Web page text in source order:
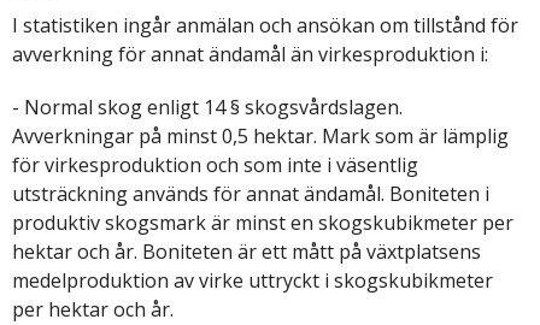
I statistiken ingår anmälan och ansökan om tillstånd för
avverkning för annat ändamål än virkesproduktion i:
- Normal skog enligt 14 § skogsvårdslagen.
Avverkningar på minst 0,5 hektar. Mark som är lämplig
för virkesproduktion och som inte i väsentlig
utsträckning används för annat ändamål. Boniteten i
produktiv skogsmark är minst en skogskubikmeter per
hektar och år. Boniteten är ett mått på växtplatsens
medelproduktion av virke uttryckt i skogskubikmeter
per hektar och år.